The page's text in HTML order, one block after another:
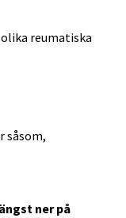
reumatiska
såsom,
ner på